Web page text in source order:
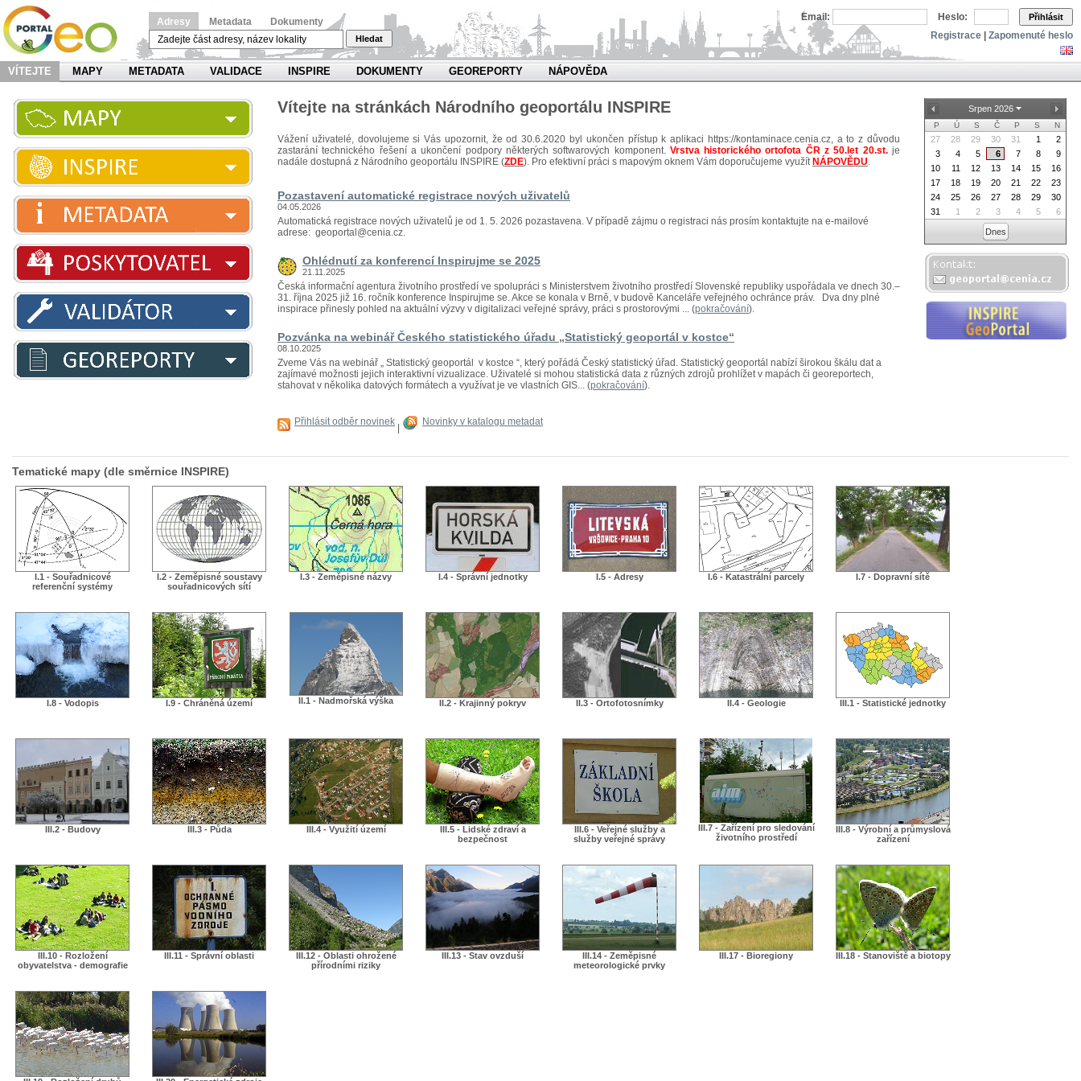
Adresy Metadata Dokumenty
Hledat
Email: Heslo: Přihlásit
Registrace Zapomenuté heslo
VÍTEJTE MAPY METADATA VALIDACE INSPIRE DOKUMENTY GEOREPORTY NÁPOVĚDA
Vítejte na stránkách Národního geoportálu INSPIRE
Vážení uživatelé, dovolujeme si Vás upozornit, že od 30.6.2020 byl ukončen přístup k aplikaci https://kontaminace.cenia.cz, a to z důvodu
zastarání technického řešení a ukončení podpory některých softwarových komponent. Vrstva historického ortofota ČR z 50.let 20.st.je
nadále dostupná z Národního geoportálu INSPIRE (ZDE). Pro efektivní práci s mapovým oknem Vám doporučujeme využít NÁPOVĚDU.
Pozastavení automatické registrace nových uživatelů
04.05.2026
Automatická registrace nových uživatelů je od 1. 5. 2026 pozastavena. V případě zájmu o registraci nás prosím kontaktujte na e-mailové
adrese: geoportal@cenia.cz.
Ohlédnutí za konferencí Inspirujme se 2025
21.11.2025
Česká informační agentura životního prostředí ve spolupráci s Ministerstvem životního prostředí Slovenské republiky uspořádala ve dnech 30.–
31. října 2025 již 16. ročník konference Inspirujme se. Akce se konala v Brně, v budově Kanceláře veřejného ochránce práv. Dva dny plné
inspirace přinesly pohled na aktuální výzvy v digitalizaci veřejné správy, práci s prostorovými ... (pokračování).
Pozvánka na webinář Českého statistického úřadu „Statistický geoportál v kostce“
08.10.2025
Zveme Vás na webinář „ Statistický geoportál v kostce “, který pořádá Český statistický úřad. Statistický geoportál nabízí širokou škálu dat a
zajímavé možnosti jejich interaktivní vizualizace. Uživatelé si mohou statistická data z různých zdrojů prohlížet v mapách či georeportech,
stahovat v několika datových formátech a využívat je ve vlastních GIS... (pokračování).
Přihlásit odběr novinek Novinky v katalogu metadat
Srpen 2026
P Ú S Č P S N
27 28 29 30 31 1
2
3
4 5 6 7 8
9
10
11 12 13 14 15
16
17
18 19 20 21 22
23
24
25 26 27 28 29
30
31
1 2 3 4 5 6
Dnes
Tematické mapy (dle směrnice INSPIRE)
I.1 - Souřadnicové
referenční systémy
I.2 - Zeměpisné soustavy
souřadnicových sítí
I.3 - Zeměpisné názvy I.4 - Správní jednotky I.5 - Adresy I.6 - Katastrální parcely I.7 - Dopravní sítě
I.8 - Vodopis I.9 - Chráněná území II.1 - Nadmořská výška II.2 - Krajinný pokryv II.3 - Ortofotosnímky II.4 - Geologie III.1 - Statistické jednotky
III.2 - Budovy III.3 - Půda III.4 - Využití území
III.5 - Lidské zdraví a
bezpečnost
III.6 - Veřejné služby a
služby veřejné správy
III.7 - Zařízení pro sledování
životního prostředí
III.8 - Výrobní a průmyslová
zařízení
III.10 - Rozložení
obyvatelstva - demografie
III.11 - Správní oblasti
III.12 - Oblasti ohrožené
přírodními riziky
III.13 - Stav ovzduší
III.14 - Zeměpisné
meteorologické prvky
III.17 - Bioregiony III.18 - Stanoviště a biotopy